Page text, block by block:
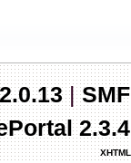
с
|
XHTML